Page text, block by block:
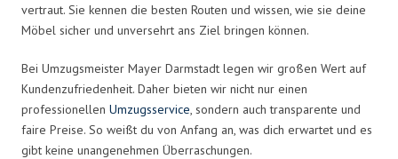
vertraut. Sie kennen die besten Routen und wissen, wie sie deine
Möbel sicher und unversehrt ans Ziel bringen können.
Bei Umzugsmeister Mayer Darmstadt legen wir großen Wert auf
Kundenzufriedenheit. Daher bieten wir nicht nur einen
professionellen Umzugsservice, sondern auch transparente und
faire Preise. So weißt du von Anfang an, was dich erwartet und es
gibt keine unangenehmen Überraschungen.